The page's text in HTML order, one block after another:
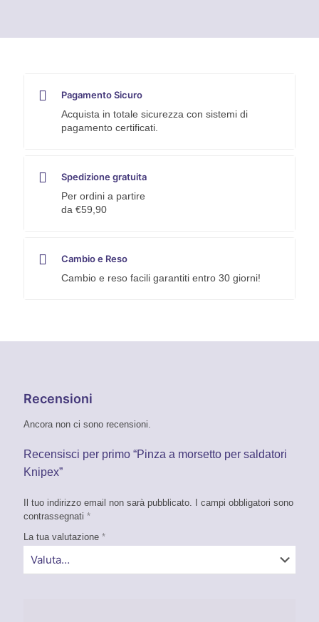
Pagamento Sicuro
Acquista in totale sicurezza con sistemi di
pagamento certificati.
Spedizione gratuita
Per ordini a partire
da €59,90
Cambio e Reso
Cambio e reso facili garantiti entro 30 giorni!
Recensioni
Ancora non ci sono recensioni.
Recensisci per primo “Pinza a morsetto per saldatori
Knipex”
Il tuo indirizzo email non sarà pubblicato.
I campi obbligatori sono
contrassegnati *
La tua valutazione *